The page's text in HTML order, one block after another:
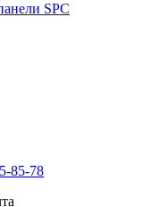
SPC
85-78